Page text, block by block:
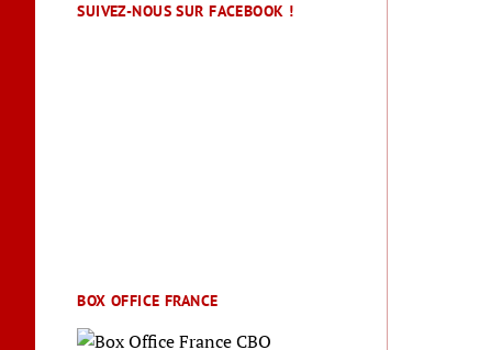
SUIVEZ-NOUS SUR FACEBOOK !
BOX OFFICE FRANCE